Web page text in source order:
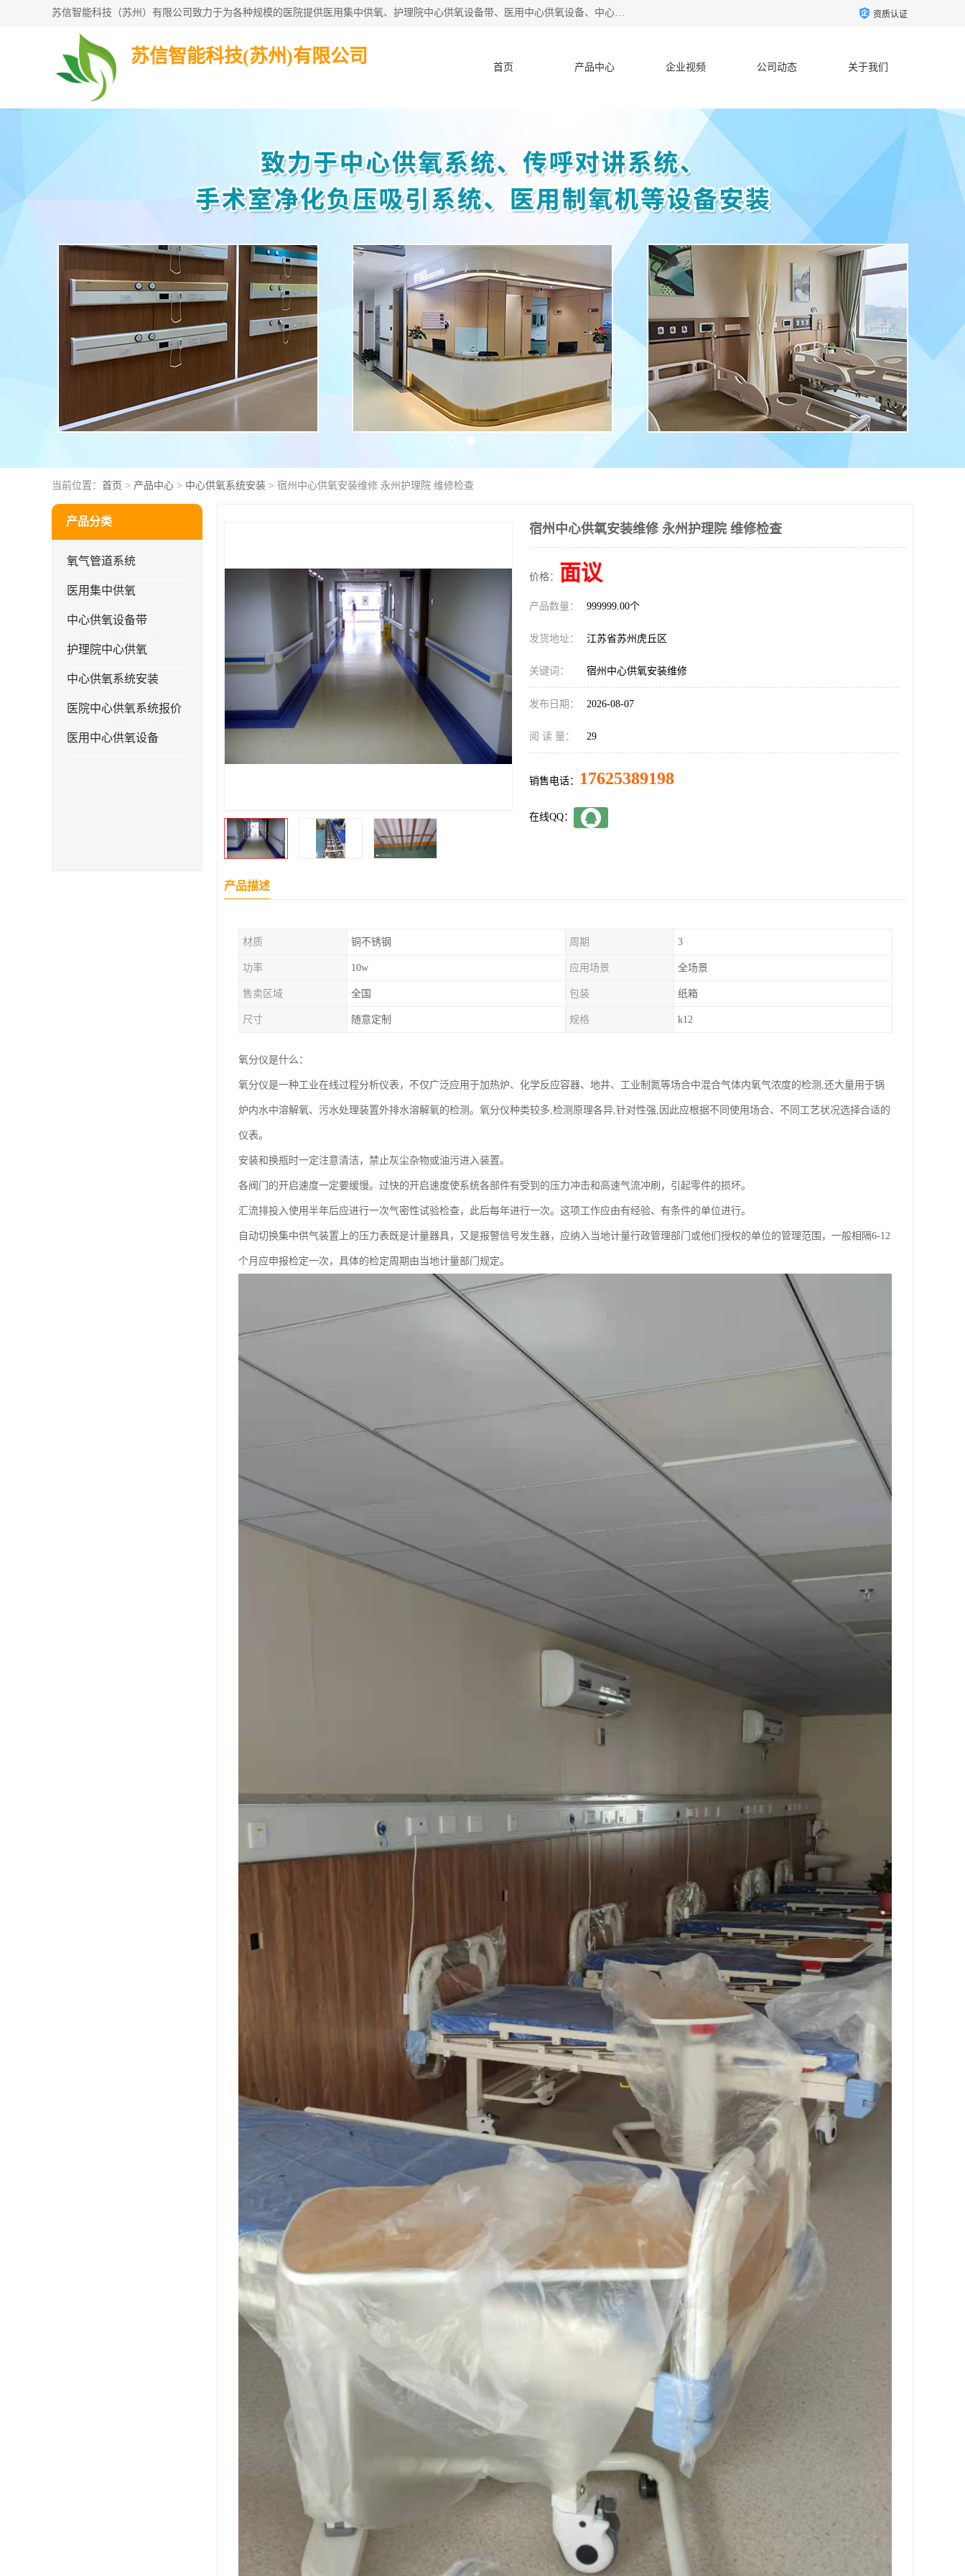
苏信智能科技（苏州）有限公司致力于为各种规模的医院提供医用集中供氧、护理院中心供氧设备带、医用中心供氧设备、中心供氧系统安装、医院中心供氧系统报价等“一条龙”服务。 资质认证
苏信智能科技(苏州)有限公司
首页 产品中心 企业视频 公司动态 关于我们
当前位置： 首页 > 产品中心 > 中心供氧系统安装 > 宿州中心供氧安装维修 永州护理院 维修检查
产品分类
氧气管道系统
医用集中供氧
中心供氧设备带
护理院中心供氧
中心供氧系统安装
医院中心供氧系统报价
医用中心供氧设备
宿州中心供氧安装维修 永州护理院 维修检查
价格： 面议
产品数量： 999999.00个
发货地址： 江苏省苏州虎丘区
关键词： 宿州中心供氧安装维修
发布日期： 2026-08-07
阅 读 量： 29
销售电话： 17625389198
在线QQ：
产品描述
材质 铜不锈钢 周期 3
功率 10w 应用场景 全场景
售卖区域 全国 包装 纸箱
尺寸 随意定制 规格 k12
氧分仪是什么：
氧分仪是一种工业在线过程分析仪表，不仅广泛应用于加热炉、化学反应容器、地井、工业制氮等场合中混合气体内氧气浓度的检测,还大量用于锅
炉内水中溶解氧、污水处理装置外排水溶解氧的检测。氧分仪种类较多,检测原理各异,针对性强,因此应根据不同使用场合、不同工艺状况选择合适的
仪表。
安装和换瓶时一定注意清洁，禁止灰尘杂物或油污进入装置。
各阀门的开启速度一定要缓慢。过快的开启速度使系统各部件有受到的压力冲击和高速气流冲刷，引起零件的损坏。
汇流排投入使用半年后应进行一次气密性试验检查，此后每年进行一次。这项工作应由有经验、有条件的单位进行。
自动切换集中供气装置上的压力表既是计量器具，又是报警信号发生器，应纳入当地计量行政管理部门或他们授权的单位的管理范围，一般相隔6-12
个月应申报检定一次，具体的检定周期由当地计量部门规定。